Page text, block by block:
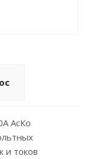
АсКо
и токов